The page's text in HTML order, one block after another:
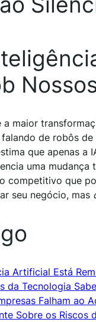
a maior
de robôs
que apenas a
uma
competitivo que
seu negócio, mas
Artificial Está
da Tecnologia
Falham ao
Sobre os Riscos